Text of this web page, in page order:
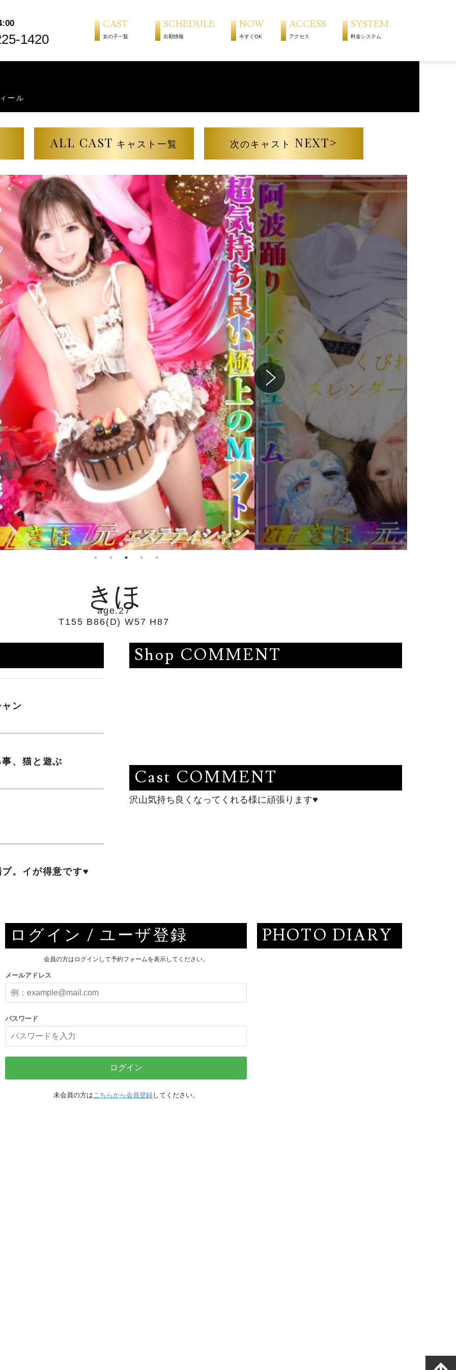
1420
CAST
女の子一覧
SCHEDULE
出勤情報
NOW
今すぐOK
ACCESS
アクセス
SYSTEM
料金システム
ール
ALL CAST キャスト一覧 次のキャスト NEXT>
きほ
age.27
T155 B86(D) W57 H87
ン
、猫と遊ぶ
。イが得意です♥
Shop COMMENT
Cast COMMENT
沢山気持ち良くなってくれる様に頑張ります♥
ログイン / ユーザ登録
会員の方はログインして予約フォームを表示してください。
メールアドレス
パスワード
ログイン
未会員の方はこちらから会員登録してください。
PHOTO DIARY